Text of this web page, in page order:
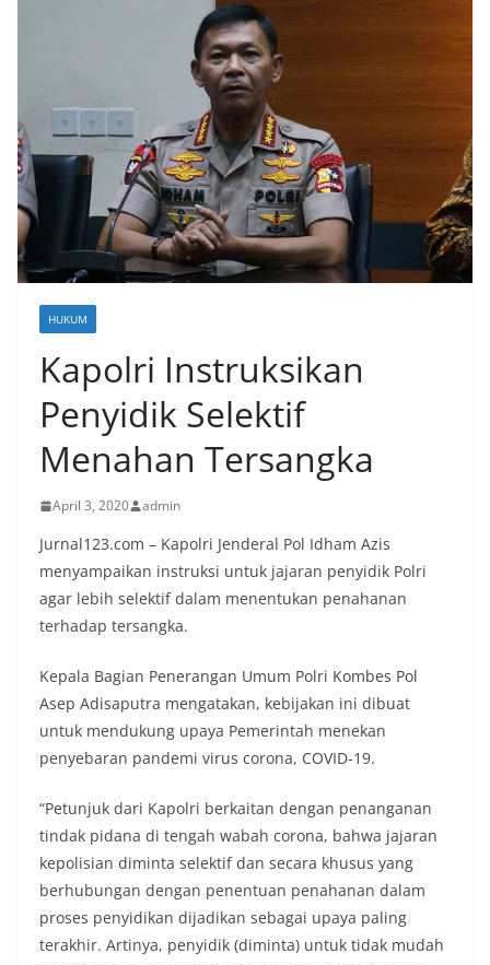
HUKUM
Kapolri Instruksikan
Penyidik Selektif
Menahan Tersangka
April 3, 2020 admin
Jurnal123.com – Kapolri Jenderal Pol Idham Azis
menyampaikan instruksi untuk jajaran penyidik Polri
agar lebih selektif dalam menentukan penahanan
terhadap tersangka.
Kepala Bagian Penerangan Umum Polri Kombes Pol
Asep Adisaputra mengatakan, kebijakan ini dibuat
untuk mendukung upaya Pemerintah menekan
penyebaran pandemi virus corona, COVID-19.
“Petunjuk dari Kapolri berkaitan dengan penanganan
tindak pidana di tengah wabah corona, bahwa jajaran
kepolisian diminta selektif dan secara khusus yang
berhubungan dengan penentuan penahanan dalam
proses penyidikan dijadikan sebagai upaya paling
terakhir. Artinya, penyidik (diminta) untuk tidak mudah